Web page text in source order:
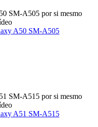
SM-A505 por si mesmo
A50 SM-A505
SM-A515 por si mesmo
A51 SM-A515